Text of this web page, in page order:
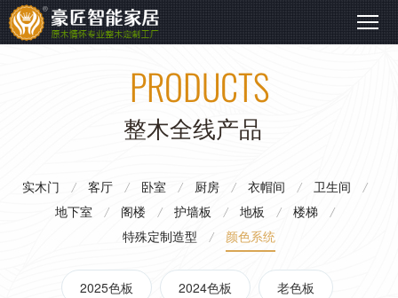
Townhouse
解决方案
别墅
Villa
解决方案
Self-built house
Whole wood products
卧室 厨房 衣帽间
地下室 阁楼 护墙板 地板
PRODUCTS
整木全线产品
实木门 / 客厅 / 卧室 / 厨房 / 衣帽间 / 卫生间
/
地下室
/ 阁楼 / 护墙板 / 地板 / 楼梯
/
特殊定制造型
/ 颜色系统
2025色板 2024色板 老色板